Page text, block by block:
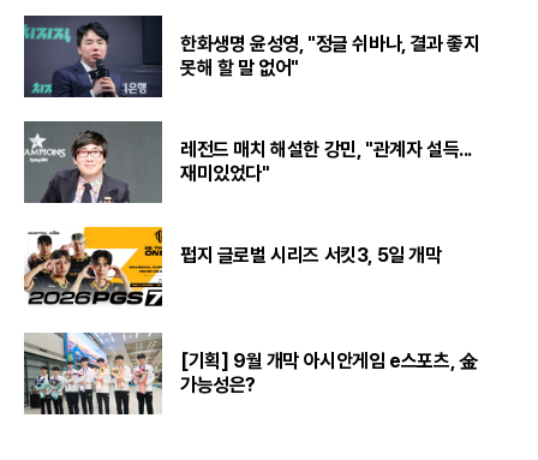
한화생명 윤성영, "정글 쉬바나, 결과 좋지
못해 할 말 없어"
레전드 매치 해설한 강민, "관계자 설득...
재미있었다"
펍지 글로벌 시리즈 서킷3, 5일 개막
[기획] 9월 개막 아시안게임 e스포츠, 金
가능성은?